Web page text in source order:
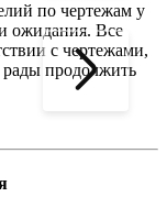
по чертежам у
ожидания. Все
с чертежами,
продолжить